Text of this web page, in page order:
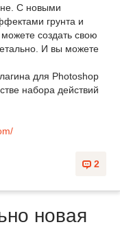
С новыми
грунта и
создать свою
И вы можете
для Photoshop
набора действий
2
новая